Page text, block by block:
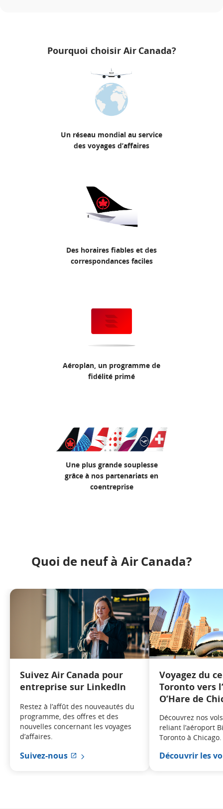
Pourquoi choisir Air Canada?
Un réseau mondial au service
des voyages d’affaires
Des horaires fiables et des
correspondances faciles
Aéroplan, un programme de
fidélité primé
Une plus grande souplesse
grâce à nos partenariats en
coentreprise
Quoi de neuf à Air Canada?
Suivez Air Canada pour
entreprise sur LinkedIn
Restez à l’affût des nouveautés du
programme, des offres et des
nouvelles concernant les voyages
d’affaires.
Suivez-nous
Voyagez du
Toronto vers
O’Hare de
Découvrez nos
reliant l’aéroport
Toronto à Chicago.
Découvrir les